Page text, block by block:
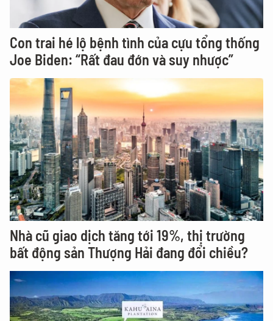
Con trai hé lộ bệnh tình của cựu tổng thống
Joe Biden: “Rất đau đớn và suy nhược”
Nhà cũ giao dịch tăng tới 19%, thị trường
bất động sản Thượng Hải đang đổi chiều?